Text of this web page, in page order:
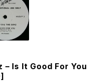
– Is It Good For You